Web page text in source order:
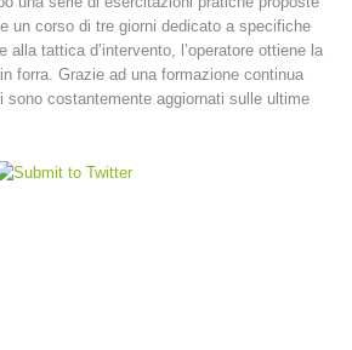
alpino
un corso di tre giorni dedicato a specifiche
alla tattica d’intervento, l’operatore ottiene la
forra. Grazie ad una formazione continua
costantemente aggiornati sulle ultime